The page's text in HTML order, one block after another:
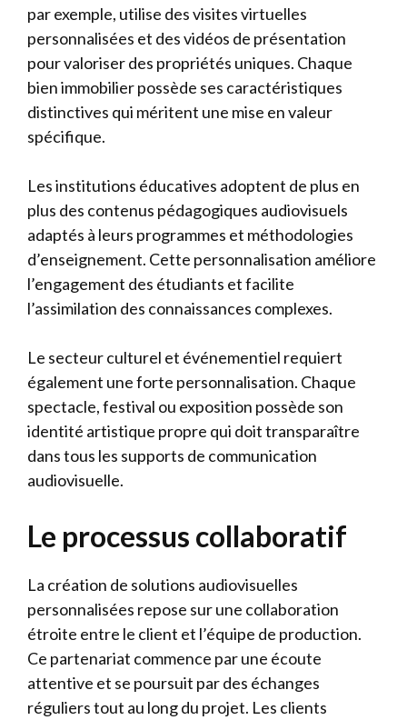
par exemple, utilise des visites virtuelles
personnalisées et des vidéos de présentation
pour valoriser des propriétés uniques. Chaque
bien immobilier possède ses caractéristiques
distinctives qui méritent une mise en valeur
spécifique.
Les institutions éducatives adoptent de plus en
plus des contenus pédagogiques audiovisuels
adaptés à leurs programmes et méthodologies
d’enseignement. Cette personnalisation améliore
l’engagement des étudiants et facilite
l’assimilation des connaissances complexes.
Le secteur culturel et événementiel requiert
également une forte personnalisation. Chaque
spectacle, festival ou exposition possède son
identité artistique propre qui doit transparaître
dans tous les supports de communication
audiovisuelle.
Le processus collaboratif
La création de solutions audiovisuelles
personnalisées repose sur une collaboration
étroite entre le client et l’équipe de production.
Ce partenariat commence par une écoute
attentive et se poursuit par des échanges
réguliers tout au long du projet. Les clients